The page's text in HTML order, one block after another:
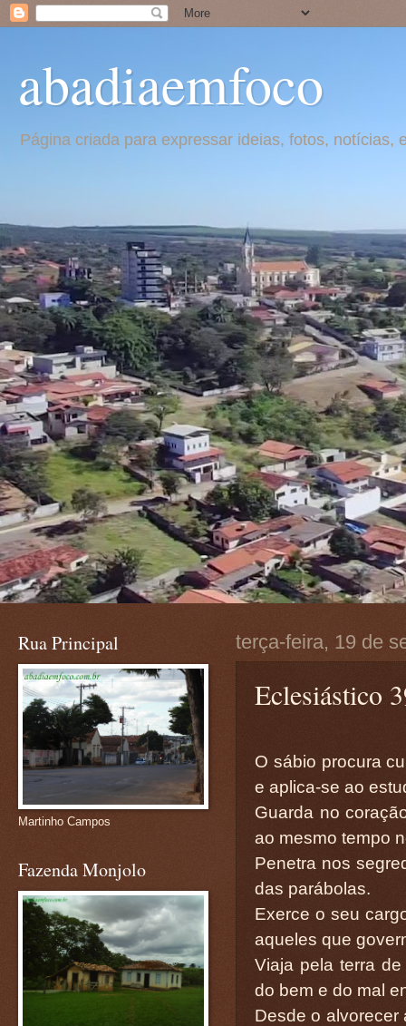
abadiaemfoco
Página criada para expressar ideias, fotos,
terça-feira, 19 de
Eclesiástico
O sábio procura
e aplica-se ao
Guarda no
ao mesmo tempo
Penetra nos
das parábolas.
Exerce o seu
aqueles que
Viaja pela terra
do bem e do mal
Desde o alvorecer
Rua Principal
Martinho Campos
Fazenda Monjolo